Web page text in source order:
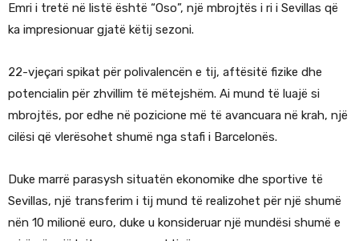
Emri i tretë në listë është “Oso”, një mbrojtës i ri i Sevillas që
ka impresionuar gjatë këtij sezoni.
22-vjeçari spikat për polivalencën e tij, aftësitë fizike dhe
potencialin për zhvillim të mëtejshëm. Ai mund të luajë si
mbrojtës, por edhe në pozicione më të avancuara në krah, një
cilësi që vlerësohet shumë nga stafi i Barcelonës.
Duke marrë parasysh situatën ekonomike dhe sportive të
Sevillas, një transferim i tij mund të realizohet për një shumë
nën 10 milionë euro, duke u konsideruar një mundësi shumë e